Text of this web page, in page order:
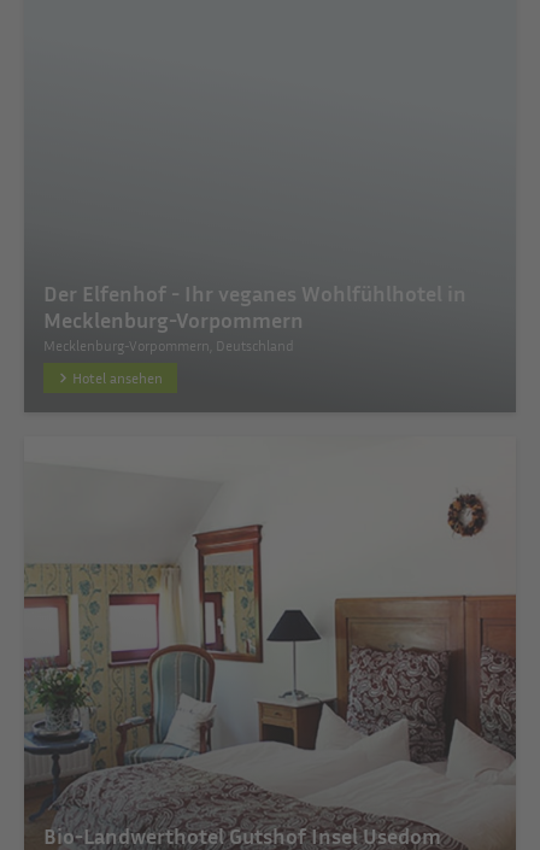
Der Elfenhof - Ihr veganes Wohlfühlhotel in
Mecklenburg-Vorpommern
Mecklenburg-Vorpommern, Deutschland
Hotel ansehen
Bio-Landwerthotel Gutshof Insel Usedom